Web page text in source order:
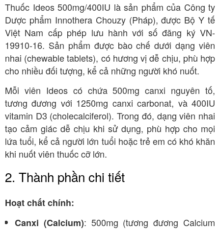
Thuốc Ideos 500mg/400IU là sản phẩm của Công ty
Dược phẩm Innothera Chouzy (Pháp), được Bộ Y tế
Việt Nam cấp phép lưu hành với số đăng ký VN-
19910-16. Sản phẩm được bào chế dưới dạng viên
nhai (chewable tablets), có hương vị dễ chịu, phù hợp
cho nhiều đối tượng, kể cả những người khó nuốt.
Mỗi viên Ideos có chứa 500mg canxi nguyên tố,
tương đương với 1250mg canxi carbonat, và 400IU
vitamin D3 (cholecalciferol). Trong đó, dạng viên nhai
tạo cảm giác dễ chịu khi sử dụng, phù hợp cho mọi
lứa tuổi, kể cả người lớn tuổi hoặc trẻ em có khó khăn
khi nuốt viên thuốc cỡ lớn.
2. Thành phần chi tiết
Hoạt chất chính:
Canxi (Calcium): 500mg (tương đương Calcium